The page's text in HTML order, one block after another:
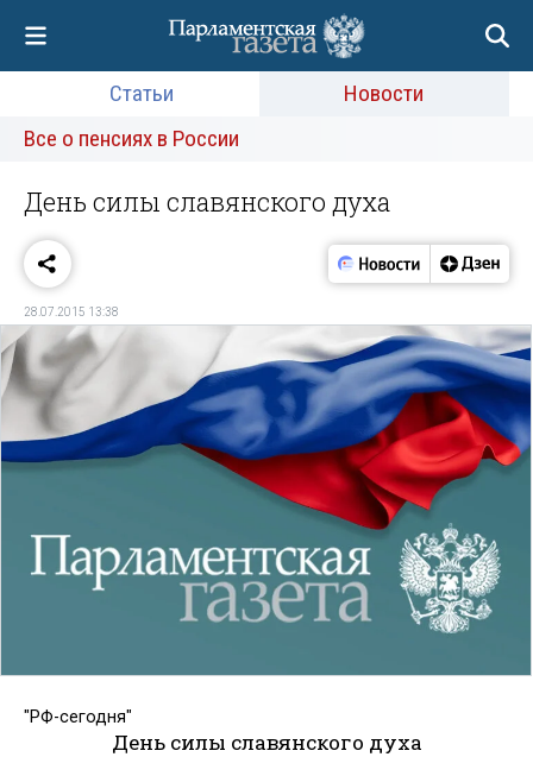
Статьи
Новости
Все о пенсиях в России
День силы славянского духа
28.07.2015 13:38
"РФ-сегодня"
День силы славянского духа